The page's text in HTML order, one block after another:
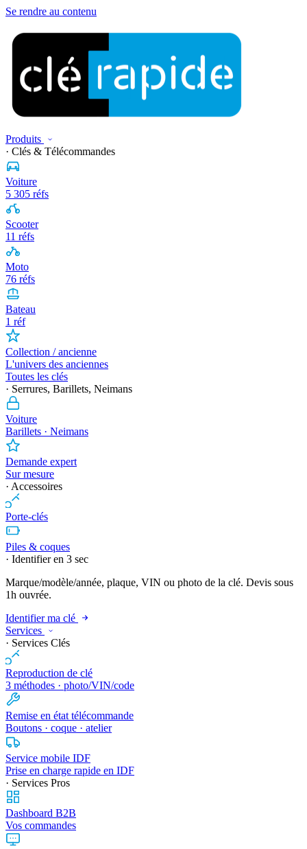
Se rendre au contenu
Produits
· Clés & Télécommandes
Voiture
5 305 réfs
Scooter
11 réfs
Moto
76 réfs
Bateau
1 réf
Collection / ancienne
L'univers des anciennes
Toutes les clés
· Serrures, Barillets, Neimans
Voiture
Barillets · Neimans
Demande expert
Sur mesure
· Accessoires
Porte-clés
Piles & coques
· Identifier en 3 sec
Marque/modèle/année, plaque, VIN ou photo de la clé. Devis sous
1h ouvrée.
Identifier ma clé
Services
· Services Clés
Reproduction de clé
3 méthodes · photo/VIN/code
Remise en état télécommande
Boutons · coque · atelier
Service mobile IDF
Prise en charge rapide en IDF
· Services Pros
Dashboard B2B
Vos commandes